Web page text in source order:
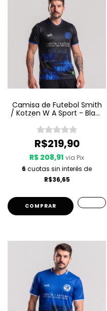
Camisa de Futebol Smith
/ Kotzen W A Sport - Black
R$219,90
R$ 208,91 via Pix
6 cuotas sin interés de
R$36,65
COMPRAR